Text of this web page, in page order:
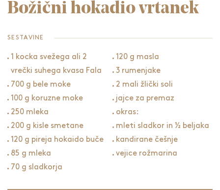
Božični hokadio vrtanek
SESTAVINE
1 kocka svežega ali 2
vrečki suhega kvasa Fala
700 g bele moke
100 g koruzne moke
250 mleka
200 g kisle smetane
120 g pireja hokaido buče
85 g mleka
70 g sladkorja
120 g masla
3 rumenjake
2 mali žlički soli
jajce za premaz
okras:
mleti sladkor in ½ beljaka
kandirane češnje
vejice rožmarina